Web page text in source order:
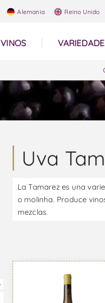
Alemania Reino Unido
VINOS
Uva
La Tamarez es una
o molinha. Produce
mezclas.